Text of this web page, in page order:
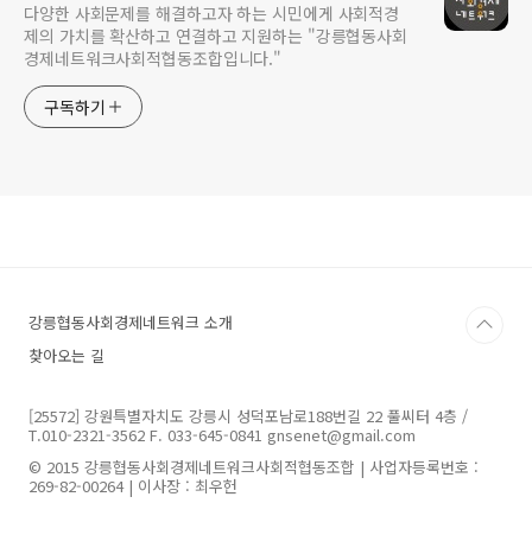
다양한 사회문제를 해결하고자 하는 시민에게 사회적경
제의 가치를 확산하고 연결하고 지원하는 "강릉협동사회
경제네트워크사회적협동조합입니다."
구독하기
강릉협동사회경제네트워크 소개
찾아오는 길
[25572] 강원특별자치도 강릉시 성덕포남로188번길 22 풀씨터 4층 /
T.010-2321-3562 F. 033-645-0841 gnsenet@gmail.com
© 2015 강릉협동사회경제네트워크사회적협동조합 | 사업자등록번호 :
269-82-00264 | 이사장 : 최우헌